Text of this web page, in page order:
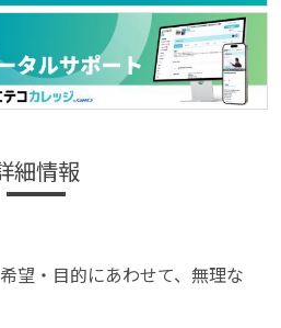
細情報
望・目的にあわせて、無理な